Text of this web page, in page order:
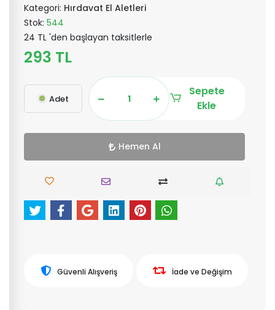
Kategori: Hırdavat El Aletleri
Stok: 544
24 TL 'den başlayan taksitlerle
293 TL
Adet
Sepete
Ekle
Hemen Al
Güvenli Alışveriş İade ve Değişim